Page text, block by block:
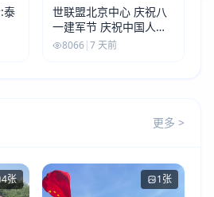
泰
世联盟北京中心 庆祝八
一建军节 庆祝中国人民
解放军建军99周年
8066|7 天前
更多 >
4张 1张